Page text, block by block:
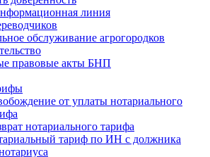
линия
обслуживание агрогородков
правовые акты БНП
от уплаты нотариального
нотариального тарифа
тариф по ИН с должника